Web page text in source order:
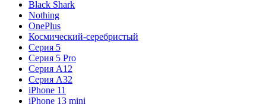
Black Shark
Nothing
OnePlus
Космический-серебристый
Серия 5
Серия 5 Pro
Серия A12
Серия A32
iPhone 11
iPhone 13 mini